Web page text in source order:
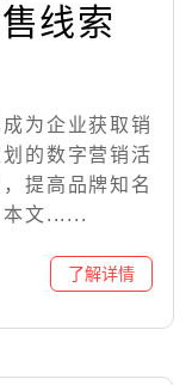
线索
为企业获取销
的数字营销活
提高品牌知名
本文......